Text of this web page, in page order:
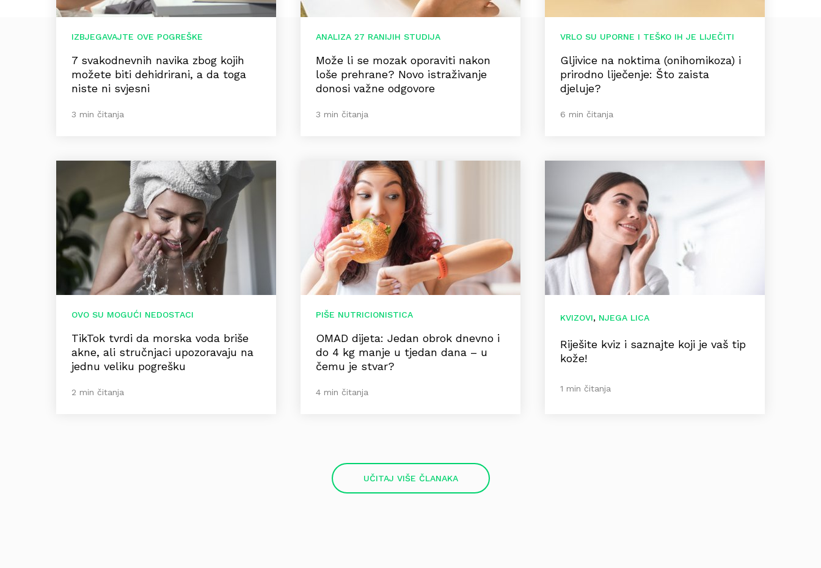
IZBJEGAVAJTE OVE POGREŠKE
7 svakodnevnih navika zbog kojih
možete biti dehidrirani, a da toga
niste ni svjesni
3 min čitanja
ANALIZA 27 RANIJIH STUDIJA
Može li se mozak oporaviti nakon
loše prehrane? Novo istraživanje
donosi važne odgovore
3 min čitanja
VRLO SU UPORNE I TEŠKO IH JE LIJEČITI
Gljivice na noktima (onihomikoza) i
prirodno liječenje: Što zaista
djeluje?
6 min čitanja
OVO SU MOGUĆI NEDOSTACI
TikTok tvrdi da morska voda briše
akne, ali stručnjaci upozoravaju na
jednu veliku pogrešku
2 min čitanja
PIŠE NUTRICIONISTICA
OMAD dijeta: Jedan obrok dnevno i
do 4 kg manje u tjedan dana – u
čemu je stvar?
4 min čitanja
KVIZOVI, NJEGA LICA
Riješite kviz i saznajte koji je vaš tip
kože!
1 min čitanja
UČITAJ VIŠE ČLANAKA